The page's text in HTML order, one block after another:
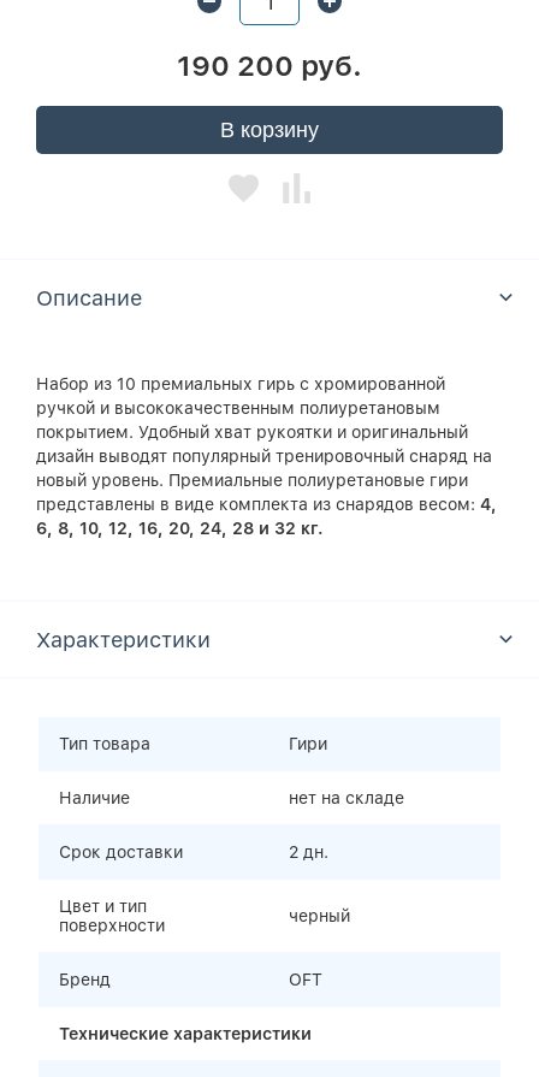
190 200 руб.
В корзину
Описание
Набор из 10 премиальных гирь с хромированной
ручкой и высококачественным полиуретановым
покрытием. Удобный хват рукоятки и оригинальный
дизайн выводят популярный тренировочный снаряд на
новый уровень. Премиальные полиуретановые гири
представлены в виде комплекта из снарядов весом: 4,
6, 8, 10, 12, 16, 20, 24, 28 и 32 кг.
Характеристики
Тип товара Гири
Наличие нет на складе
Срок доставки 2 дн.
Цвет и тип
поверхности
черный
Бренд OFT
Технические характеристики